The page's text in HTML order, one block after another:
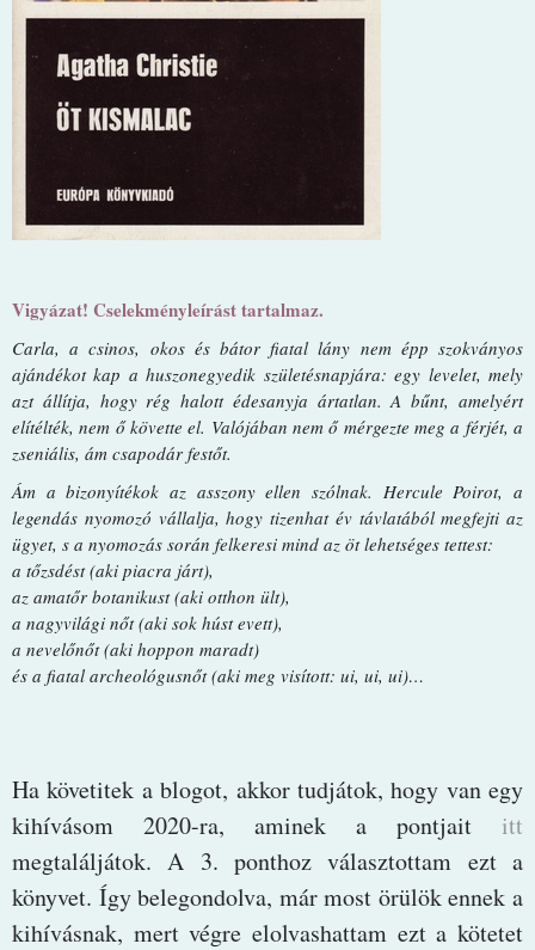
Vigyázat! Cselekményleírást tartalmaz.
Carla, a csinos, okos és bátor fiatal lány nem épp szokványos
ajándékot kap a huszonegyedik születésnapjára: egy levelet, mely
azt állítja, hogy rég halott édesanyja ártatlan. A bűnt, amelyért
elítélték, nem ő követte el. Valójában nem ő mérgezte meg a férjét, a
zseniális, ám csapodár festőt.
Ám a bizonyítékok az asszony ellen szólnak. Hercule Poirot, a
legendás nyomozó vállalja, hogy tizenhat év távlatából megfejti az
ügyet, s a nyomozás során felkeresi mind az öt lehetséges tettest:
a tőzsdést (aki piacra járt),
az amatőr botanikust (aki otthon ült),
a nagyvilági nőt (aki sok húst evett),
a nevelőnőt (aki hoppon maradt)
és a fiatal archeológusnőt (aki meg visított: ui, ui, ui)…
Ha követitek a blogot, akkor tudjátok, hogy van egy
kihívásom 2020-ra, aminek a pontjait itt
megtaláljátok. A 3. ponthoz választottam ezt a
könyvet. Így belegondolva, már most örülök ennek a
kihívásnak, mert végre elolvashattam ezt a kötetet